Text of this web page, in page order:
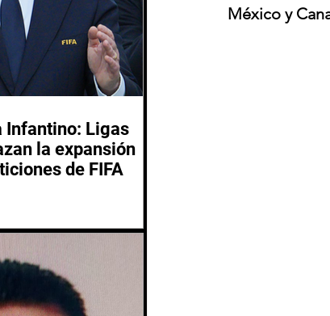
México y
Infantino: Ligas
la expansión
de FIFA